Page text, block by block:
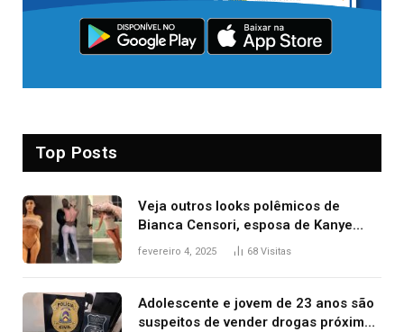
Top Posts
Veja outros looks polêmicos de
Bianca Censori, esposa de Kanye
West que apareceu nua no Grammy
fevereiro 4, 2025 68 Visitas
Adolescente e jovem de 23 anos são
suspeitos de vender drogas próximo